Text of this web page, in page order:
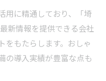
用に精通しており、「埼
新情報を提供できる会社
をもたらします。おしゃ
の導入実績が豊富な点も